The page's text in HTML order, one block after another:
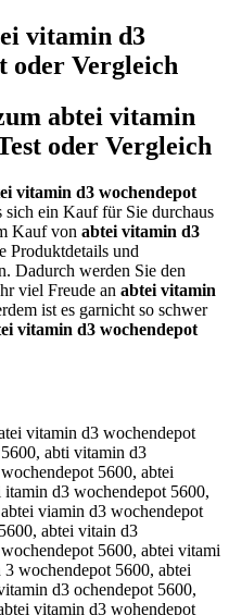
vitamin d3
oder Vergleich
abtei vitamin
oder Vergleich
vitamin d3 wochendepot
sich ein Kauf für Sie durchaus
Kauf von abtei vitamin d3
Produktdetails und
Dadurch werden Sie den
viel Freude an abtei vitamin
ist es garnicht so schwer
vitamin d3 wochendepot
5600, abtei vitamim d3 wochendepot 5600, abtei vitamin x3 wochendepot 5600, abtei vitamin s3 wochendepot 5600, abtei vitamin w3 wochendepot 5600, abtei vitamin e3 wochendepot 5600, abtei vitamin r3 wochendepot 5600, abtei vitamin f3 wochendepot 5600, abtei vitamin v3 wochendepot 5600, abtei vitamin c3 wochendepot 5600, abtei vitamin dw wochendepot 5600, abtei vitamin de wochendepot 5600, abtei vitamin dr wochendepot 5600, abtei vitamin d3 qochendepot 5600, abtei vitamin d3 aochendepot 5600, abtei vitamin d3 sochendepot 5600, abtei vitamin d3 dochendepot 5600, abtei vitamin d3 eochendepot 5600, abtei vitamin d3 1ochendepot 5600, abtei vitamin d3 2ochendepot 5600, abtei vitamin d3 wichendepot 5600, abtei vitamin d3 wkchendepot 5600, abtei vitamin d3 wlchendepot 5600, abtei vitamin d3 wpchendepot 5600, abtei vitamin d3 w9chendepot 5600, abtei vitamin d3 w0chendepot 5600, abtei vitamin d3 wo hendepot 5600, abtei vitamin d3 woxhendepot 5600, abtei vitamin d3 woshendepot 5600, abtei vitamin d3 wodhendepot 5600, abtei vitamin d3 wofhendepot 5600, abtei vitamin d3 wovhendepot 5600, abtei vitamin d3 wocbendepot 5600, abtei vitamin d3 wocgendepot 5600, abtei vitamin d3 woctendepot 5600, abtei vitamin d3 wocyendepot 5600, abtei vitamin d3 wocuendepot 5600, abtei vitamin d3 wocjendepot 5600, abtei vitamin d3 wocmendepot 5600, abtei vitamin d3 wocnendepot 5600, abtei vitamin d3 wochwndepot 5600, abtei vitamin d3 wochsndepot 5600, abtei vitamin d3 wochdndepot 5600, abtei vitamin d3 wochfndepot 5600, abtei vitamin d3 wochrndepot 5600, abtei vitamin d3 woch3ndepot 5600, abtei vitamin d3 woch4ndepot 5600, abtei vitamin d3 woche depot 5600, abtei vitamin d3 wochebdepot 5600, abtei vitamin d3 wochegdepot 5600, abtei vitamin d3 wochehdepot 5600, abtei vitamin d3 wochejdepot 5600, abtei vitamin d3 wochemdepot 5600, abtei vitamin d3 wochenxepot 5600, abtei vitamin d3 wochensepot 5600, abtei vitamin d3 wochenwepot 5600, abtei vitamin d3 wocheneepot 5600, abtei vitamin d3 wochenrepot 5600, abtei vitamin d3 wochenfepot 5600, abtei vitamin d3 wochenvepot 5600, abtei vitamin d3 wochencepot 5600, abtei vitamin d3 wochendwpot 5600, abtei vitamin d3 wochendspot 5600, abtei vitamin d3 wochenddpot 5600, abtei vitamin d3 wochendfpot 5600, abtei vitamin d3 wochendrpot 5600, abtei vitamin d3 wochend3pot 5600, abtei vitamin d3 wochend4pot 5600, abtei vitamin d3 wochendeoot 5600, abtei vitamin d3 wochendelot 5600, abtei vitamin d3 wochendeöot 5600, abtei vitamin d3 wochendeüot 5600, abtei vitamin d3 wochende0ot 5600, abtei vitamin d3 wochendeßot 5600, abtei vitamin d3 wochendepit 5600, abtei vitamin d3 wochendepkt 5600, abtei vitamin d3 wochendeplt 5600, abtei vitamin d3 wochendeppt 5600, abtei vitamin d3 wochendep9t 5600, abtei vitamin d3 wochendep0t 5600, abtei vitamin d3 wochendepor 5600, abtei vitamin d3 wochendepof 5600, abtei vitamin d3 wochendepog 5600, abtei vitamin d3 wochendepoh 5600, abtei vitamin d3 wochendepoy 5600, abtei vitamin d3 wochendepo5 5600, abtei vitamin d3 wochendepo6 5600, abtei vitamin d3 wochendepot r600, abtei vitamin d3 wochendepot t600, abtei vitamin d3 wochendepot y600, abtei vitamin d3 wochendepot 5t00, abtei vitamin d3 wochendepot 5y00, abtei vitamin d3 wochendepot 5u00, abtei vitamin d3 wochendepot 56o0, abtei vitamin d3 wochendepot 56p0, abtei vitamin d3 wochendepot 560o, abtei vitamin d3 wochendepot 560p, qabtei vitamin d3 wochendepot 5600, aqbtei vitamin d3 wochendepot 5600, wabtei vitamin d3 wochendepot 5600, awbtei vitamin d3 wochendepot 5600, zabtei vitamin d3 wochendepot 5600, azbtei vitamin d3 wochendepot 5600, xabtei vitamin d3 wochendepot 5600, axbtei vitamin d3 wochendepot 5600, a btei vitamin d3 wochendepot 5600, ab tei vitamin d3 wochendepot 5600, avbtei vitamin d3 wochendepot 5600, abvtei vitamin d3 wochendepot 5600, afbtei vitamin d3 wochendepot 5600, abftei vitamin d3 wochendepot 5600, agbtei vitamin d3 wochendepot 5600, abgtei vitamin d3 wochendepot 5600, ahbtei vitamin d3 wochendepot 5600, abhtei vitamin d3 wochendepot 5600, anbtei vitamin d3 wochendepot 5600, abntei vitamin d3 wochendepot 5600, abrtei vitamin d3 wochendepot 5600, abtrei vitamin d3 wochendepot 5600, abtfei vitamin d3 wochendepot 5600, abtgei vitamin d3 wochendepot 5600, abt